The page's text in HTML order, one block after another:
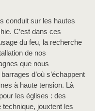
conduit sur les hautes
C’est dans ces
du feu, la recherche
de nos
que nous
d’où s’échappent
à haute tension. Là
les églises : des
jouxtent les